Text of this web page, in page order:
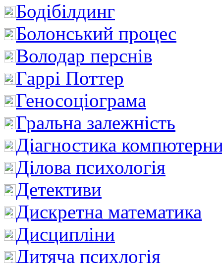
Бодібілдинг
Болонський процес
Володар перснів
Гаррі Поттер
Геносоціограма
Гральна залежність
Діагностика
Ділова психологія
Детективи
Дискретна математика
Дисципліни
Дитяча психлогія